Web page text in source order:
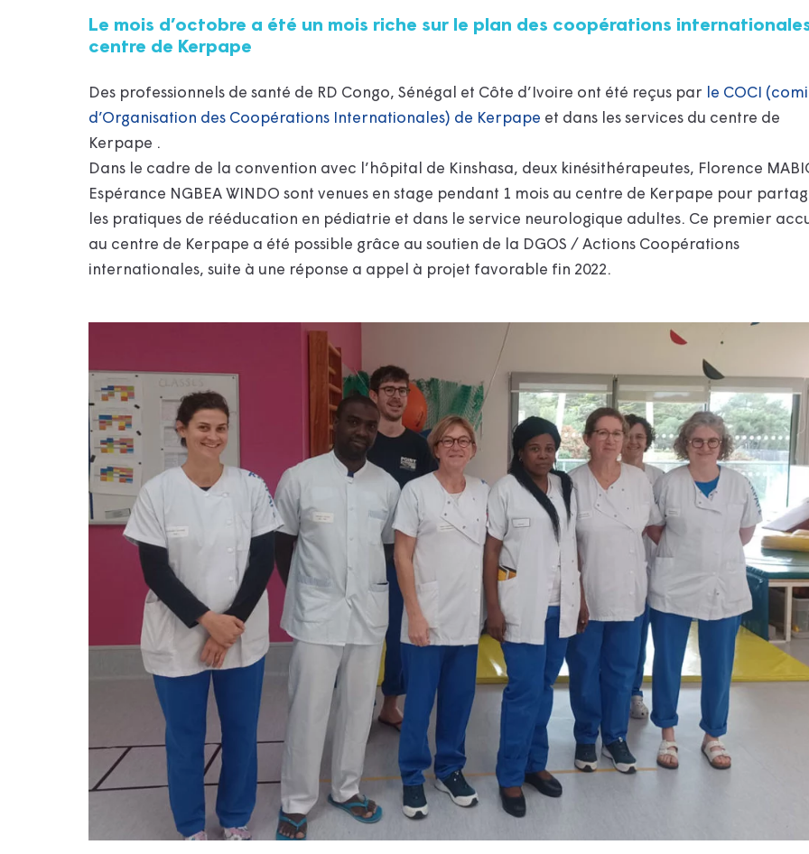
Le mois d’octobre a été un mois riche sur le plan des coopérations
centre de Kerpape
Des professionnels de santé de RD Congo, Sénégal et Côte d’Ivoire ont été reçus par
le COCI
d’Organisation des Coopérations Internationales) de Kerpape et dans les services du centre de
Kerpape .
Dans le cadre de la convention avec l’hôpital de Kinshasa, deux kinésithérapeutes, Florence
Espérance NGBEA WINDO sont venues en stage pendant 1 mois au centre de Kerpape pour
les pratiques de rééducation en pédiatrie et dans le service neurologique adultes. Ce premier
au centre de Kerpape a été possible grâce au soutien de la DGOS / Actions Coopérations
internationales, suite à une réponse a appel à projet favorable fin 2022.